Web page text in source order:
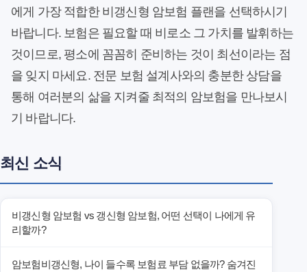
에게 가장 적합한 비갱신형 암보험 플랜을 선택하시기
바랍니다. 보험은 필요할 때 비로소 그 가치를 발휘하는
것이므로, 평소에 꼼꼼히 준비하는 것이 최선이라는 점
을 잊지 마세요. 전문 보험 설계사와의 충분한 상담을
통해 여러분의 삶을 지켜줄 최적의 암보험을 만나보시
기 바랍니다.
최신 소식
비갱신형 암보험 vs 갱신형 암보험, 어떤 선택이 나에게 유
리할까?
암보험비갱신형, 나이 들수록 보험료 부담 없을까? 숨겨진